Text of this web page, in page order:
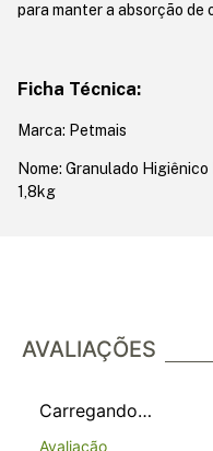
para manter a absorção de
Ficha Técnica:
Marca: Petmais
Nome: Granulado
1,8kg
AVALIAÇÕES
Carregando…